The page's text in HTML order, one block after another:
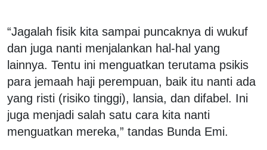
“Jagalah fisik kita sampai puncaknya di wukuf
dan juga nanti menjalankan hal-hal yang
lainnya. Tentu ini menguatkan terutama psikis
para jemaah haji perempuan, baik itu nanti ada
yang risti (risiko tinggi), lansia, dan difabel. Ini
juga menjadi salah satu cara kita nanti
menguatkan mereka,” tandas Bunda Emi.